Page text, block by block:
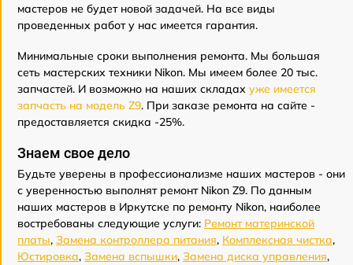
мастеров не будет новой задачей. На все виды
проведенных работ у нас имеется гарантия.
Минимальные сроки выполнения ремонта. Мы большая
сеть мастерских техники Nikon. Мы имеем более 20 тыс.
запчастей. И возможно на наших складах уже имеется
запчасть на модель Z9. При заказе ремонта на сайте -
предоставляется скидка -25%.
Знаем свое дело
Будьте уверены в профессионализме наших мастеров - они
с уверенностью выполнят ремонт Nikon Z9. По данным
наших мастеров в Иркутске по ремонту Nikon, наиболее
востребованы следующие услуги: Ремонт материнской
платы, Замена контроллера питания, Комплексная чистка,
Юстировка, Замена вспышки, Замена диска управления,